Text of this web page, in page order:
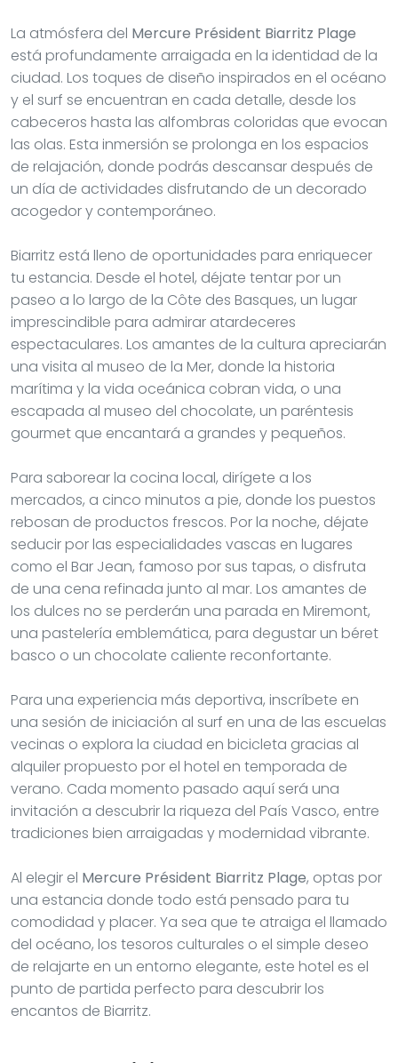
La atmósfera del Mercure Président Biarritz Plage
está profundamente arraigada en la identidad de la
ciudad. Los toques de diseño inspirados en el océano
y el surf se encuentran en cada detalle, desde los
cabeceros hasta las alfombras coloridas que evocan
las olas. Esta inmersión se prolonga en los espacios
de relajación, donde podrás descansar después de
un día de actividades disfrutando de un decorado
acogedor y contemporáneo.
Biarritz está lleno de oportunidades para enriquecer
tu estancia. Desde el hotel, déjate tentar por un
paseo a lo largo de la Côte des Basques, un lugar
imprescindible para admirar atardeceres
espectaculares. Los amantes de la cultura apreciarán
una visita al museo de la Mer, donde la historia
marítima y la vida oceánica cobran vida, o una
escapada al museo del chocolate, un paréntesis
gourmet que encantará a grandes y pequeños.
Para saborear la cocina local, dirígete a los
mercados, a cinco minutos a pie, donde los puestos
rebosan de productos frescos. Por la noche, déjate
seducir por las especialidades vascas en lugares
como el Bar Jean, famoso por sus tapas, o disfruta
de una cena refinada junto al mar. Los amantes de
los dulces no se perderán una parada en Miremont,
una pastelería emblemática, para degustar un béret
basco o un chocolate caliente reconfortante.
Para una experiencia más deportiva, inscríbete en
una sesión de iniciación al surf en una de las escuelas
vecinas o explora la ciudad en bicicleta gracias al
alquiler propuesto por el hotel en temporada de
verano. Cada momento pasado aquí será una
invitación a descubrir la riqueza del País Vasco, entre
tradiciones bien arraigadas y modernidad vibrante.
Al elegir el Mercure Président Biarritz Plage, optas por
una estancia donde todo está pensado para tu
comodidad y placer. Ya sea que te atraiga el llamado
del océano, los tesoros culturales o el simple deseo
de relajarte en un entorno elegante, este hotel es el
punto de partida perfecto para descubrir los
encantos de Biarritz.